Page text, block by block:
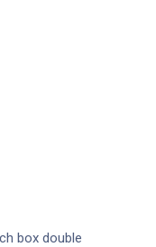
box double